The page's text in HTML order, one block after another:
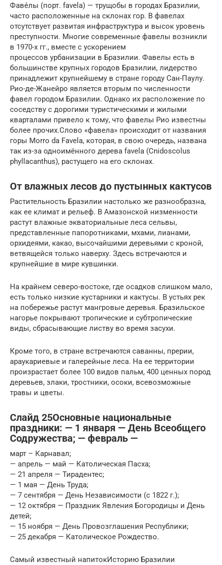
Фаве́лы (порт. favela) — трущобы в городах Бразилии,
часто расположенные на склонах гор. В фавелах
отсутствует развитая инфраструктура и высок уровень
преступности. Многие современные фавелы возникли
в 1970-х гг., вместе с ускорением
процессов урбанизации в Бразилии. Фавелы есть в
большинстве крупных городов Бразилии, лидерство
принадлежит крупнейшему в стране городу Сан-Паулу.
Рио-де-Жанейро является вторым по численности
фавел городом Бразилии. Однако их расположение по
соседству с дорогими туристическими и жилыми
кварталами привело к тому, что фавелы Рио известны
более прочих.Слово «фавела» происходит от названия
горы Morro da Favela, которая, в свою очередь, названа
так из-за одноимённого дерева favela (Cnidoscolus
phyllacanthus), растущего на его склонах.
От влажных лесов до пустынных кактусов
Растительность Бразилии настолько же разнообразна,
как ее климат и рельеф. В Амазонской низменности
растут влажные экваториальные леса сельвы,
представленные папоротниками, мхами, лианами,
орхидеями, какао, высочайшими деревьями с кроной,
ветвящейся только наверху. Здесь встречаются и
крупнейшие в мире кувшинки.
На крайнем северо-востоке, где осадков слишком мало,
есть только низкие кустарники и кактусы. В устьях рек
на побережье растут мангровые деревья. Бразильское
нагорье покрывают тропические и субтропические
виды, сбрасывающие листву во время засухи.
Кроме того, в стране встречаются саванны, прерии,
араукариевые и галерейные леса. На ее территории
произрастает более 100 видов пальм, 400 ценных пород
деревьев, злаки, тростники, осоки, всевозможные
травы и цветы.
Слайд 25Основные национальные
праздники: — 1 января — День Всеобщего
Содружества; — февраль —
март – Карнавал;
— апрель — май — Католическая Пасха;
— 21 апреля — Тирадентес;
— 1 мая — День Труда;
— 7 сентября — День Независимости (с 1822 г.);
— 12 октября — Праздник Явления Богородицы и День
детей;
— 15 ноября — День Провозглашения Республики;
— 25 декабря — Католическое Рождество.
Самый известный напитокИсторию Бразилии